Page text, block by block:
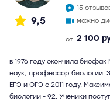
9,5
15
можно
от 2 100
в 1976 году окончила
наук, профессор биологии.
ЕГЭ и ОГЭ с 2011 году.
биологии - 92. Ученики